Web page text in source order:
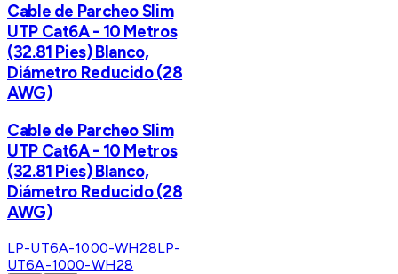
Cable de Parcheo Slim
UTP Cat6A - 10 Metros
(32.81 Pies) Blanco,
Diámetro Reducido (28
AWG)
Cable de Parcheo Slim
UTP Cat6A - 10 Metros
(32.81 Pies) Blanco,
Diámetro Reducido (28
AWG)
LP-UT6A-1000-WH28LP-
UT6A-1000-WH28